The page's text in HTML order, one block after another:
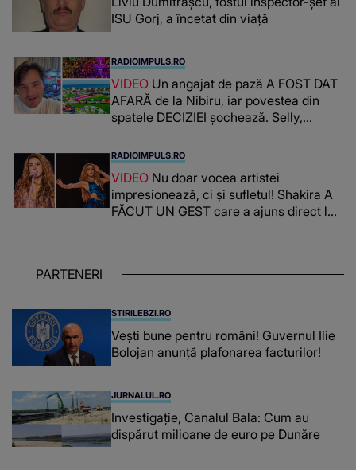
ISU Gorj, a încetat din viață
RADIOIMPULS.RO
VIDEO Un angajat de pază A FOST DAT
AFARĂ de la Nibiru, iar povestea din
spatele DECIZIEI șochează. Selly,
CREDEA CĂ VA VEDEA AȘA CEVA: "Fix
în fața unui..."
RADIOIMPULS.RO
VIDEO Nu doar vocea artistei
impresionează, ci și sufletul! Shakira A
FĂCUT UN GEST care a ajuns direct la
așteptând oportunitatea
PARTENERI
STIRILEBZI.RO
Vești bune pentru români! Guvernul Ilie
Bolojan anunță plafonarea facturilor!
JURNALUL.RO
Investigație, Canalul Bala: Cum au
dispărut milioane de euro pe Dunăre